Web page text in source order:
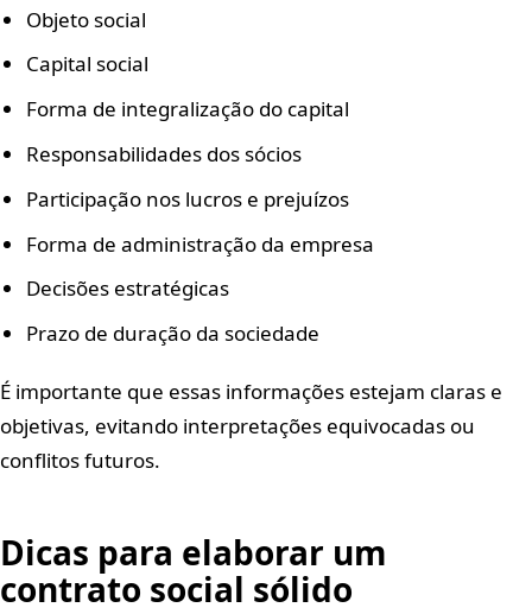
Objeto social
Capital social
Forma de integralização do capital
Responsabilidades dos sócios
Participação nos lucros e prejuízos
Forma de administração da empresa
Decisões estratégicas
Prazo de duração da sociedade
É importante que essas informações estejam claras e
objetivas, evitando interpretações equivocadas ou
conflitos futuros.
Dicas para elaborar um
contrato social sólido